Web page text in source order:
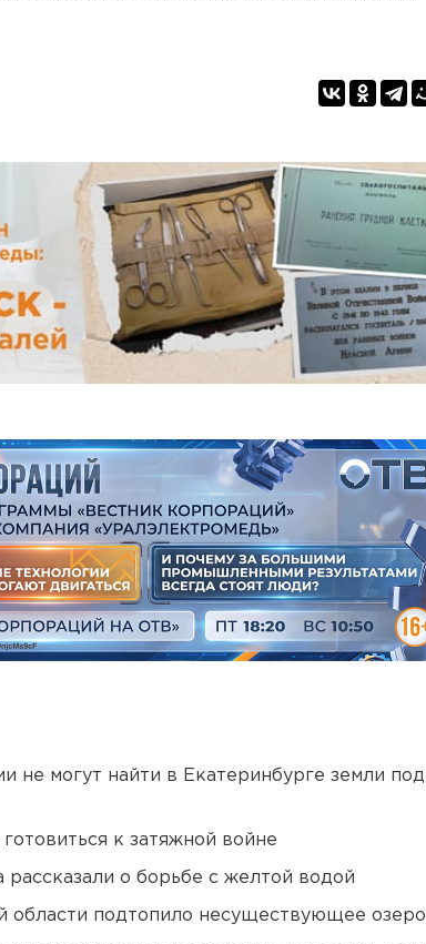
не могут найти в Екатеринбурге земли под
к затяжной войне
рассказали о борьбе с желтой водой
области подтопило несуществующее озеро